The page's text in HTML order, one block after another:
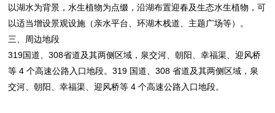
以湖水为背景，水生植物为点缀，沿湖布置迎春及生态水生植物，可
以适当增设景观设施（亲水平台、环湖木栈道、主题广场等）。
三、周边地段
319国道、308省道及其两侧区域，泉交河、朝阳、幸福渠、迎风桥
等 4 个高速公路入口地段。319 国道、308 省道及其两侧区域，泉
交河、朝阳、幸福渠、迎风桥等 4 个高速公路入口地段。